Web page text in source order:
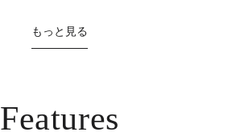
もっと見る
Features